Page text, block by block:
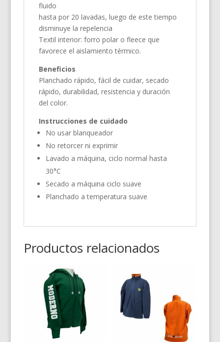
fluido
hasta por 20 lavadas, luego de este tiempo
disminuye la repelencia
Textil interior: forro polar o fleece que
favorece el aislamiento térmico.
Beneficios
Planchado rápido, fácil de cuidar, secado
rápido, durabilidad, resistencia y duración
del color.
Instrucciones de cuidado
No usar blanqueador
No retorcer ni exprimir
Lavado a máquina, ciclo normal hasta
30°C
Secado a máquina ciclo suave
Planchado a temperatura suave
Productos relacionados